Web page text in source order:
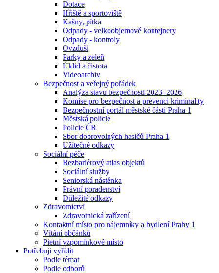
Dotace
Hřiště a sportoviště
Kašny, pítka
Odpady - velkoobjemové kontejnery
Odpady - kontroly
Ovzduší
Parky a zeleň
Úklid a čistota
Videoarchiv
Bezpečnost a veřejný pořádek
Analýza stavu bezpečnosti 2023–2026
Komise pro bezpečnost a prevenci kriminality
Bezpečnostní portál městské části Praha 1
Městská policie
Policie ČR
Sbor dobrovolných hasičů Praha 1
Užitečné odkazy
Sociální péče
Bezbariérový atlas objektů
Sociální služby
Seniorská nástěnka
Právní poradenství
Důležité odkazy
Zdravotnictví
Zdravotnická zařízení
Kontaktní místo pro nájemníky a bydlení Prahy 1
Vítání občánků
Pietní vzpomínkové místo
Potřebuji vyřídit
Podle témat
Podle odborů